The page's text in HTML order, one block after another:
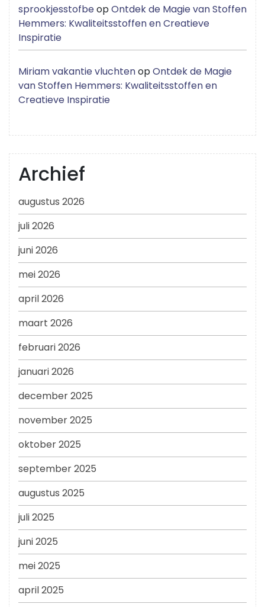
sprookjesstofbeopOntdek de Magie van Stoffen
Hemmers: Kwaliteitsstoffen en Creatieve
Inspiratie
Miriam vakantie vluchtenopOntdek de Magie
van Stoffen Hemmers: Kwaliteitsstoffen en
Creatieve Inspiratie
Archief
augustus 2026
juli 2026
juni 2026
mei 2026
april 2026
maart 2026
februari 2026
januari 2026
december 2025
november 2025
oktober 2025
september 2025
augustus 2025
juli 2025
juni 2025
mei 2025
april 2025